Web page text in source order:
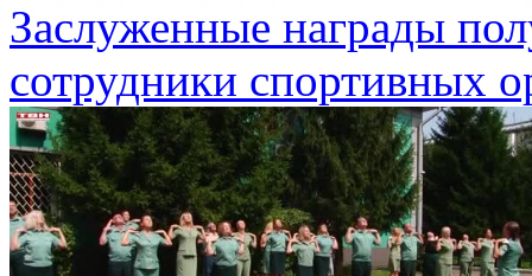
Заслуженные награды
сотрудники спортивных